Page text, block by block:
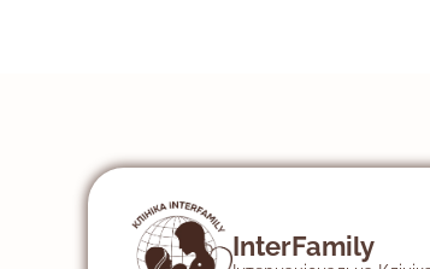
InterFamily